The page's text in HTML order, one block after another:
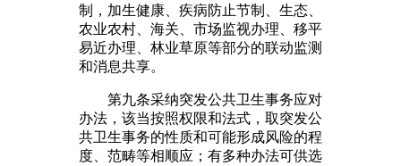
制，加生健康、疾病防止节制、生态、
农业农村、海关、市场监视办理、移平
易近办理、林业草原等部分的联动监测
和消息共享。
第九条采纳突发公共卫生事务应对
办法，该当按照权限和法式，取突发公
共卫生事务的性质和可能形成风险的程
度、范畴等相顺应；有多种办法可供选